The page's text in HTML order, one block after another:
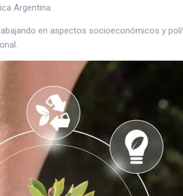
Argentina.
en aspectos socioeconómicos y